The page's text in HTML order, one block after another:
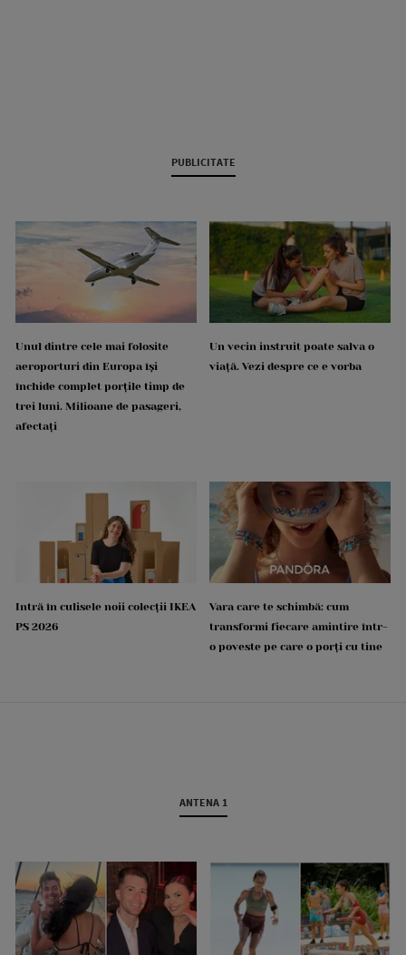
PUBLICITATE
Unul dintre cele mai folosite
aeroporturi din Europa își
închide complet porțile timp de
trei luni. Milioane de pasageri,
afectați
Un vecin instruit poate salva o
viață. Vezi despre ce e vorba
Intră în culisele noii colecții IKEA
PS 2026
Vara care te schimbă: cum
transformi fiecare amintire într-
o poveste pe care o porți cu tine
ANTENA 1